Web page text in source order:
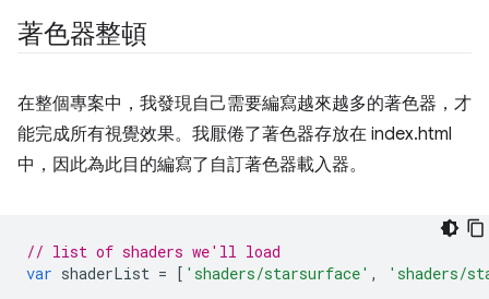
著色器整頓
在整個專案中，我發現自己需要編寫越來越多的著色器，才
能完成所有視覺效果。我厭倦了著色器存放在 index.html
中，因此為此目的編寫了自訂著色器載入器。
// list of shaders we'll load
var shaderList = [ 'shaders/starsurface' , 'shaders/